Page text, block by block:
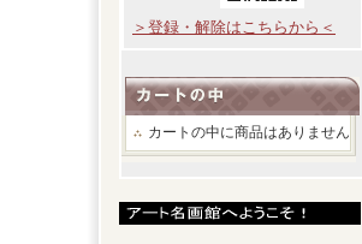
＞登録・解除はこちらから＜
カートの中に商品はありません